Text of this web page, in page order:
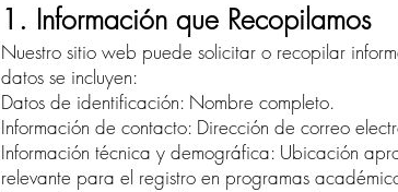
1. Información que Recopilamos
Nuestro sitio web puede solicitar o recopilar
datos se incluyen:
Datos de identificación: Nombre completo.
Información de contacto: Dirección de correo
Información técnica y demográfica: Ubicación
relevante para el registro en programas